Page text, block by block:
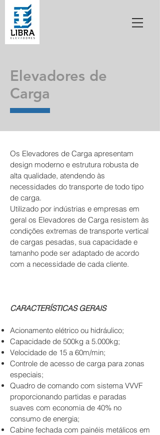
Elevadores de
Carga
Os Elevadores de Carga apresentam
design moderno e estrutura robusta de
alta qualidade, atendendo às
necessidades do transporte de todo tipo
de carga.
Utilizado por indústrias e empresas em
geral os Elevadores de Carga resistem às
condições extremas de transporte vertical
de cargas pesadas, sua capacidade e
tamanho pode ser adaptado de acordo
com a necessidade de cada cliente.
CARACTERÍSTICAS GERAIS
Acionamento elétrico ou hidráulico;
Capacidade de 500kg a 5.000kg;
Velocidade de 15 a 60m/min;
Controle de acesso de carga para zonas
especiais;
Quadro de comando com sistema VVVF
proporcionando partidas e paradas
suaves com economia de 40% no
consumo de energia;
Cabine fechada com painéis metálicos em